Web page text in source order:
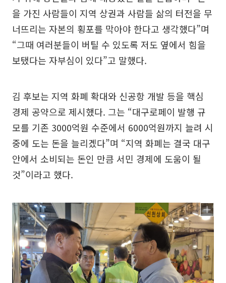
을 가진 사람들이 지역 상권과 사람들 삶의 터전을 무
너뜨리는 자본의 횡포를 막아야 한다고 생각했다”며
“그때 여러분들이 버틸 수 있도록 저도 옆에서 힘을
보탰다는 자부심이 있다”고 말했다.
김 후보는 지역 화폐 확대와 신공항 개발 등을 핵심
경제 공약으로 제시했다. 그는 “대구로페이 발행 규
모를 기존 3000억원 수준에서 6000억원까지 늘려 시
중에 도는 돈을 늘리겠다”며 “지역 화폐는 결국 대구
안에서 소비되는 돈인 만큼 서민 경제에 도움이 될
것”이라고 했다.